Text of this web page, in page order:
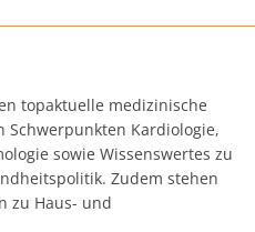
topaktuelle medizinische
Kardiologie,
sowie Wissenswertes zu
Zudem stehen
zu Haus- und